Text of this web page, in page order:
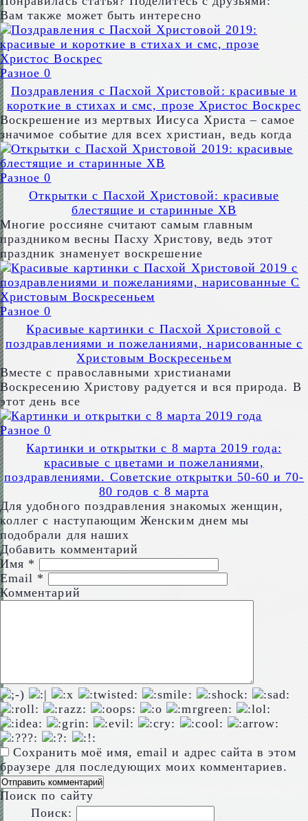
Вам также может быть интересно
Разное 0
Поздравления с Пасхой Христовой: красивые и
короткие в стихах и смс, прозе Христос Воскрес
Воскрешение из мертвых Иисуса Христа – самое
значимое событие для всех христиан, ведь когда
Разное 0
Открытки с Пасхой Христовой: красивые
блестящие и старинные ХВ
Многие россияне считают самым главным
праздником весны Пасху Христову, ведь этот
праздник знаменует воскрешение
Разное 0
Красивые картинки с Пасхой Христовой с
поздравлениями и пожеланиями, нарисованные с
Христовым Воскресеньем
Вместе с православными христианами
Воскресению Христову радуется и вся природа. В
этот день все
Разное 0
Картинки и открытки с 8 марта 2019 года:
красивые с цветами и пожеланиями,
поздравлениями. Советские открытки 50-60 и 70-
80 годов с 8 марта
Для удобного поздравления знакомых женщин,
коллег с наступающим Женским днем мы
подобрали для наших
Добавить комментарий
Имя *
Email *
Комментарий
Сохранить моё имя, email и адрес сайта в этом
браузере для последующих моих комментариев.
Поиск по сайту
Поиск: